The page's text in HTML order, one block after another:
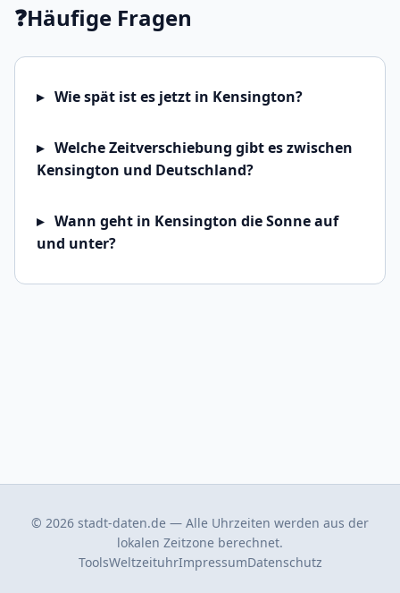
❓Häufige Fragen
Wie spät ist es jetzt in Kensington?
Welche Zeitverschiebung gibt es zwischen
Kensington und Deutschland?
Wann geht in Kensington die Sonne auf
und unter?
© 2026 stadt-daten.de — Alle Uhrzeiten werden aus der
lokalen Zeitzone berechnet.
ToolsWeltzeituhrImpressumDatenschutz